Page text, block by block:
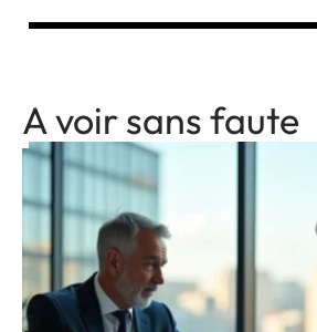
A voir sans faute